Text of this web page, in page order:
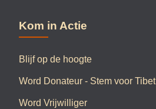
Kom in Actie
Blijf op de hoogte
Word Donateur - Stem voor Tibet
Word Vrijwilliger